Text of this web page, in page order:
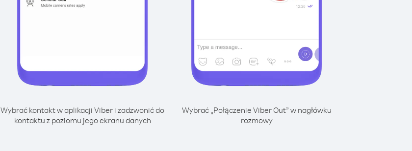
Wybrać kontakt w aplikacji Viber i zadzwonić do
kontaktu z poziomu jego ekranu danych
Wybrać „Połączenie Viber Out” w nagłówku
rozmowy